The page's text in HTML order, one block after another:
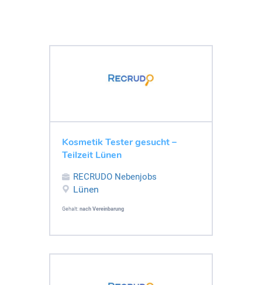
Kosmetik Tester gesucht –
Teilzeit Lünen
RECRUDO Nebenjobs
Lünen
Gehalt: nach Vereinbarung